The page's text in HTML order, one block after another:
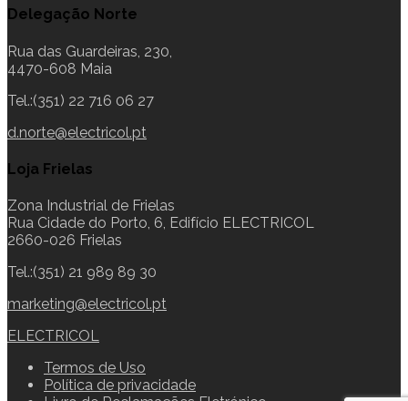
Delegação Norte
Rua das Guardeiras, 230,
4470-608 Maia
Tel.:(351) 22 716 06 27
d.norte@electricol.pt
Loja Frielas
Zona Industrial de Frielas
Rua Cidade do Porto, 6, Edifício ELECTRICOL
2660-026 Frielas
Tel.:(351) 21 989 89 30
marketing@electricol.pt
ELECTRICOL
Termos de Uso
Política de privacidade